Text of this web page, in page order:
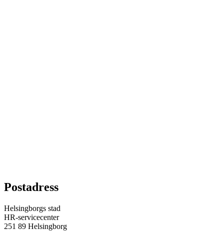
Postadress
Helsingborgs stad
HR-servicecenter
251 89 Helsingborg